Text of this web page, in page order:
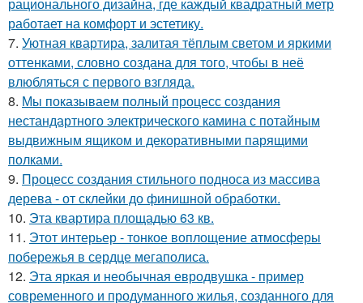
рационального дизайна, где каждый квадратный метр
работает на комфорт и эстетику.
7. Уютная квартира, залитая тёплым светом и яркими
оттенками, словно создана для того, чтобы в неё
влюбляться с первого взгляда.
8. Мы показываем полный процесс создания
нестандартного электрического камина с потайным
выдвижным ящиком и декоративными парящими
полками.
9. Процесс создания стильного подноса из массива
дерева - от склейки до финишной обработки.
10. Эта квартира площадью 63 кв.
11. Этот интерьер - тонкое воплощение атмосферы
побережья в сердце мегаполиса.
12. Эта яркая и необычная евродвушка - пример
современного и продуманного жилья, созданного для